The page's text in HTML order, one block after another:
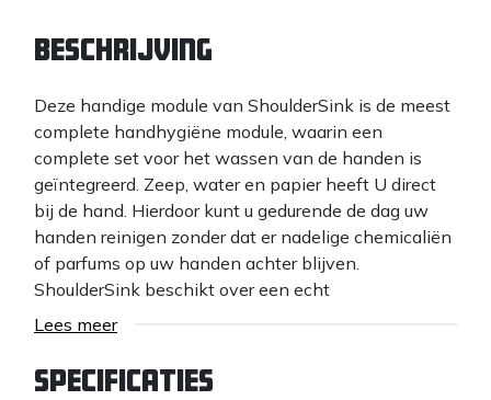
Beschrijving
Deze handige module van ShoulderSink is de meest
complete handhygiëne module, waarin een
complete set voor het wassen van de handen is
geïntegreerd. Zeep, water en papier heeft U direct
bij de hand. Hierdoor kunt u gedurende de dag uw
handen reinigen zonder dat er nadelige chemicaliën
of parfums op uw handen achter blijven.
ShoulderSink beschikt over een echt
handreinigingssysteem voor onderweg!
Lees meer
Specificaties